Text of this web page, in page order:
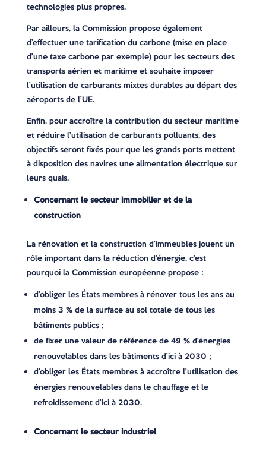
technologies plus propres.
Par ailleurs, la Commission propose également
d’effectuer une tarification du carbone (mise en place
d’une taxe carbone par exemple) pour les secteurs des
transports aérien et maritime et souhaite imposer
l’utilisation de carburants mixtes durables au départ des
aéroports de l’UE.
Enfin, pour accroître la contribution du secteur maritime
et réduire l’utilisation de carburants polluants, des
objectifs seront fixés pour que les grands ports mettent
à disposition des navires une alimentation électrique sur
leurs quais.
Concernant le secteur immobilier et de la
construction
La rénovation et la construction d’immeubles jouent un
rôle important dans la réduction d’énergie, c’est
pourquoi la Commission européenne propose :
d’obliger les États membres à rénover tous les ans au
moins 3 % de la surface au sol totale de tous les
bâtiments publics ;
de fixer une valeur de référence de 49 % d’énergies
renouvelables dans les bâtiments d’ici à 2030 ;
d’obliger les États membres à accroître l’utilisation des
énergies renouvelables dans le chauffage et le
refroidissement d’ici à 2030.
Concernant le secteur industriel